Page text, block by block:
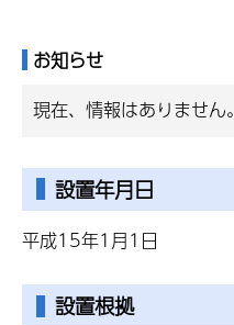
お知らせ
現在、情報はありません。
設置年月日
平成15年1月1日
設置根拠